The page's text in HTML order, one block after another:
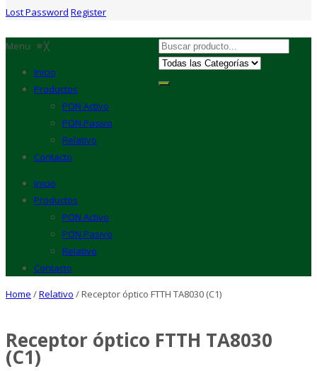
Lost Password Register
Menu ≡╳
Inicio
Productos
PON Activo
PON Pasivo
Relativo
Contacto
Inicio
Productos
PON Activo
PON Pasivo
Relativo
Contacto
Home /Relativo / Receptor óptico FTTH TA8030 (C1)
Receptor óptico FTTH TA8030
(C1)